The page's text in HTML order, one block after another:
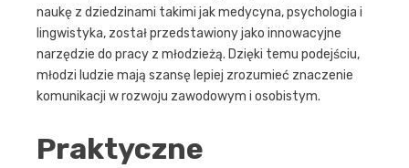
naukę z dziedzinami takimi jak medycyna, psychologia i
lingwistyka, został przedstawiony jako innowacyjne
narzędzie do pracy z młodzieżą. Dzięki temu podejściu,
młodzi ludzie mają szansę lepiej zrozumieć znaczenie
komunikacji w rozwoju zawodowym i osobistym.
Praktyczne